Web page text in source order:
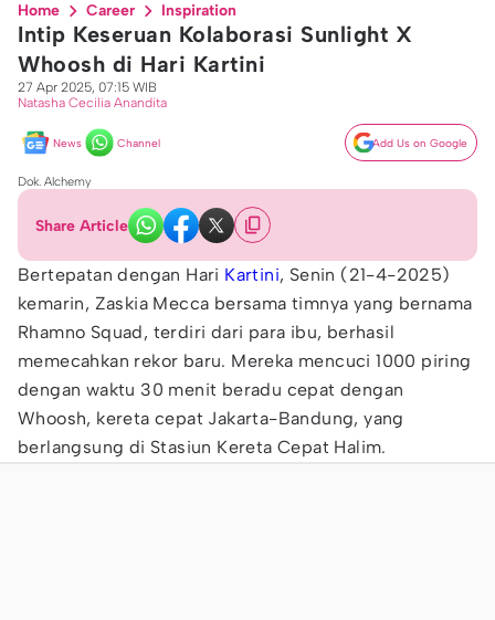
Home Career Inspiration
Intip Keseruan Kolaborasi Sunlight X
Whoosh di Hari Kartini
27 Apr 2025, 07:15 WIB
Natasha Cecilia Anandita
News Channel Add Us on Google
Dok. Alchemy
Share Article
Bertepatan dengan Hari Kartini, Senin (21-4-2025)
kemarin, Zaskia Mecca bersama timnya yang bernama
Rhamno Squad, terdiri dari para ibu, berhasil
memecahkan rekor baru. Mereka mencuci 1000 piring
dengan waktu 30 menit beradu cepat dengan
Whoosh, kereta cepat Jakarta-Bandung, yang
berlangsung di Stasiun Kereta Cepat Halim.